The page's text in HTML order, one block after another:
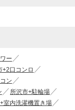
ー
+2口コンロ
ン
所沢市+駐輪場
室内洗濯機置き場